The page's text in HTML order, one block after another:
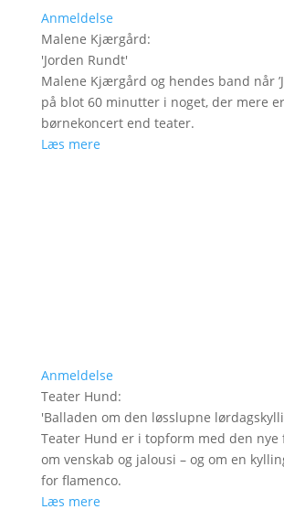
Anmeldelse
Malene Kjærgård:
'Jorden Rundt'
Malene Kjærgård og hendes band når
på blot 60 minutter i noget, der mere er
børnekoncert end teater.
Læs mere
Anmeldelse
Teater Hund:
'Balladen om den løsslupne
Teater Hund er i topform med den
om venskab og jalousi – og om en
for flamenco.
Læs mere